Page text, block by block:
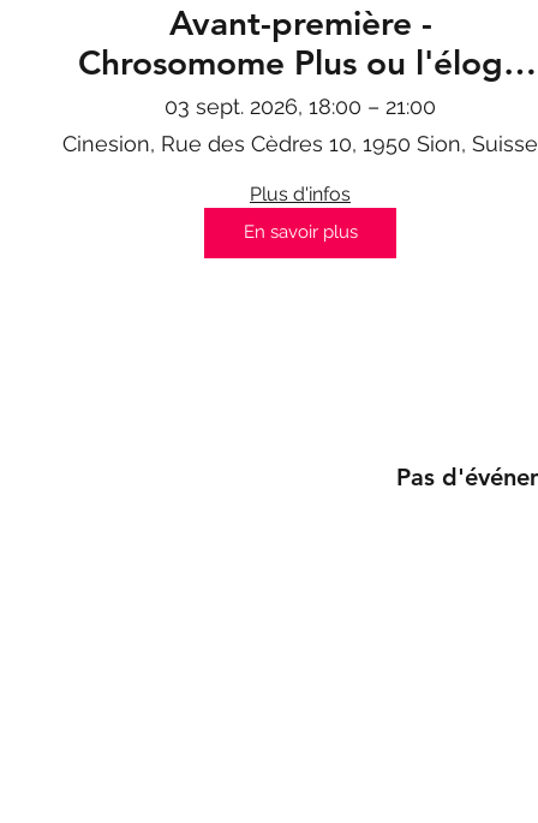
Avant-première -
Chrosomome Plus ou l'éloge
de la différence
03 sept. 2026, 18:00 – 21:00
Cinesion, Rue des Cèdres 10, 1950 Sion, Suisse
Plus d'infos
En savoir plus
Pas